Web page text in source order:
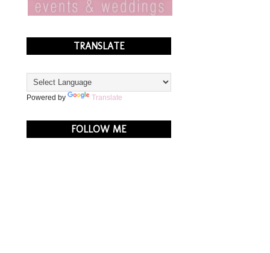
TRANSLATE
Powered by Translate
FOLLOW ME